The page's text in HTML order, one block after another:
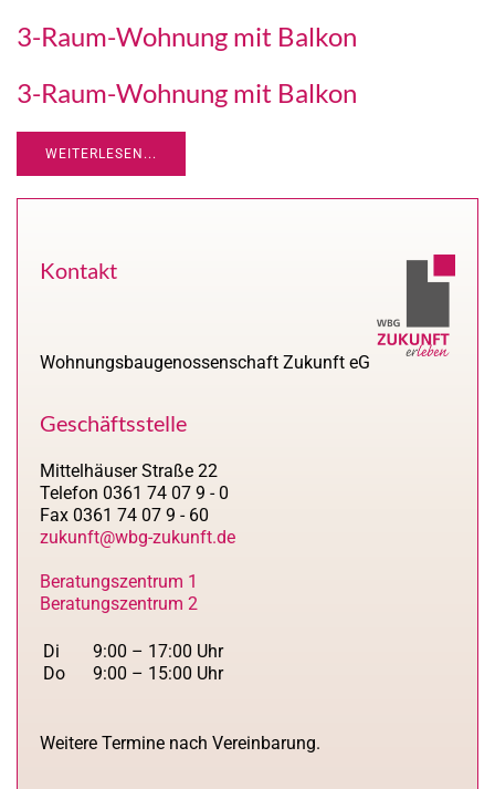
3-Raum-Wohnung mit Balkon
3-Raum-Wohnung mit Balkon
WEITERLESEN...
Kontakt
Wohnungsbaugenossenschaft Zukunft eG
Geschäftsstelle
Mittelhäuser Straße 22
Telefon 0361 74 07 9 - 0
Fax 0361 74 07 9 - 60
zukunft@wbg-zukunft.de
Beratungszentrum 1
Beratungszentrum 2
Di
Do
9:00 – 17:00 Uhr
9:00 – 15:00 Uhr
Weitere Termine nach Vereinbarung.